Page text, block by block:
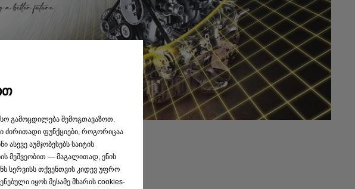
გამოცდილება შემოგთავაზოთ.
ძირითადი ფუნქციები, როგორიცაა
აუმჯობესებს საიტის
მეშვეობით — მაგალითად, ენის
სერვისს თქვენთვის კიდევ უფრო
იყოს მესამე მხარის cookies-